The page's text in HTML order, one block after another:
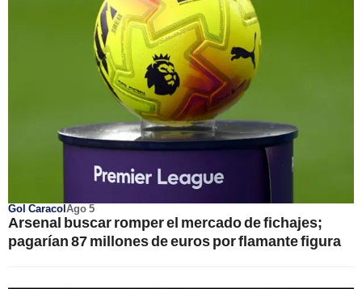
Gol CaracolAgo 5
Arsenal buscar romper el mercado de fichajes;
pagarían 87 millones de euros por flamante figura